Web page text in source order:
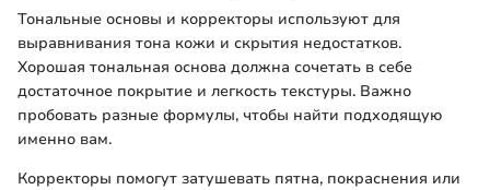
Тональные основы и корректоры используют для
выравнивания тона кожи и скрытия недостатков.
Хорошая тональная основа должна сочетать в себе
достаточное покрытие и легкость текстуры. Важно
пробовать разные формулы, чтобы найти подходящую
именно вам.
Корректоры помогут затушевать пятна, покраснения или